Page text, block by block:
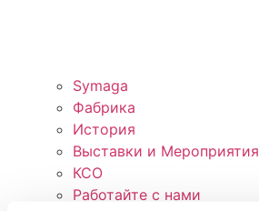
Symaga
Фабрика
История
Выставки и Мероприятия
КСО
Работайте с нами